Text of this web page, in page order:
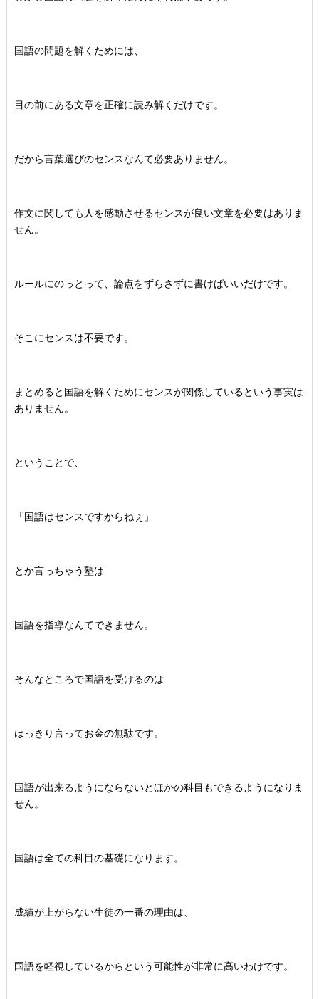
国語の問題を解くためには、
目の前にある文章を正確に読み解くだけです。
だから言葉選びのセンスなんて必要ありません。
作文に関しても人を感動させるセンスが良い文章を必要はありま
せん。
ルールにのっとって、論点をずらさずに書けばいいだけです。
そこにセンスは不要です。
まとめると国語を解くためにセンスが関係しているという事実は
ありません。
ということで、
「国語はセンスですからねぇ」
とか言っちゃう塾は
国語を指導なんてできません。
そんなところで国語を受けるのは
はっきり言ってお金の無駄です。
国語が出来るようにならないとほかの科目もできるようになりま
せん。
国語は全ての科目の基礎になります。
成績が上がらない生徒の一番の理由は、
国語を軽視しているからという可能性が非常に高いわけです。